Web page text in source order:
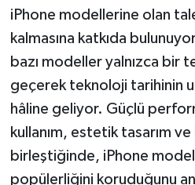
iPhone modellerine olan
kalmasına katkıda
bazı modeller yalnızca bir
geçerek teknoloji tarihinin
hâline geliyor. Güçlü
kullanım, estetik tasarım ve
birleştiğinde, iPhone
popülerliğini koruduğunu